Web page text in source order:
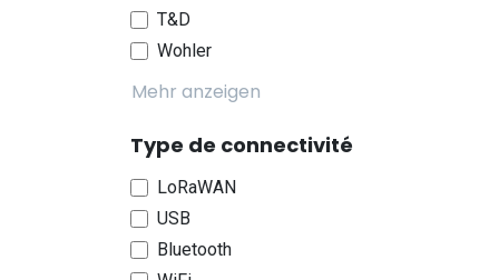
T&D
Wohler
Mehr anzeigen
Type de connectivité
LoRaWAN
USB
Bluetooth